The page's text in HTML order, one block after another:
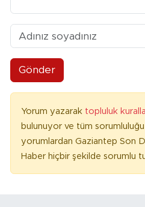
Gönder
Yorum yazarak topluluk
bulunuyor ve tüm
yorumlardan Gaziantep Son
Haber hiçbir şekilde sorumlu